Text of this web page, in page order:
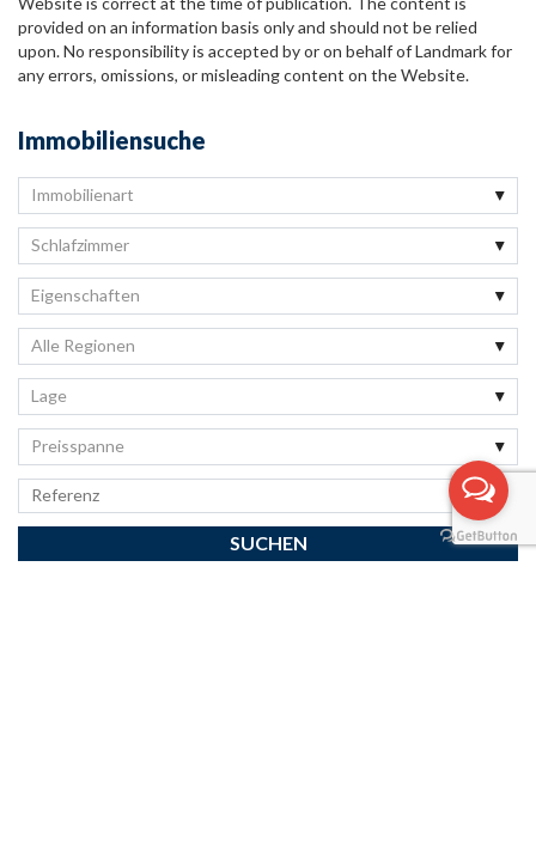
provided on an information basis only and should not be relied
upon. No responsibility is accepted by or on behalf of Landmark for
any errors, omissions, or misleading content on the Website.
Immobiliensuche
Immobilienart
Schlafzimmer
Eigenschaften
Alle Regionen
Lage
Preisspanne